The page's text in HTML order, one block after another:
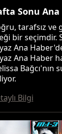
Sonu
tarafsız ve
bir seçimdir.
Ana
Ana Haber
Bağcı'nın
Bilgi